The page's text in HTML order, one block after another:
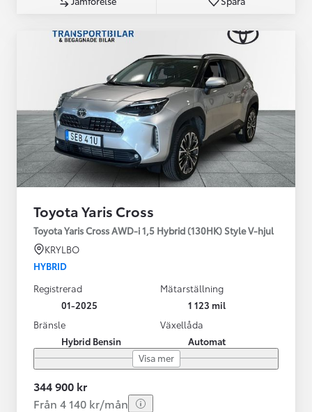
Toyota Yaris Cross
Toyota Yaris Cross AWD-i 1,5 Hybrid (130HK) Style V-hjul
KRYLBO
HYBRID
Registrerad
01-2025
Mätarställning
1 123 mil
Bränsle
Hybrid Bensin
Växellåda
Automat
Visa mer
344 900 kr
Från 4 140 kr/mån